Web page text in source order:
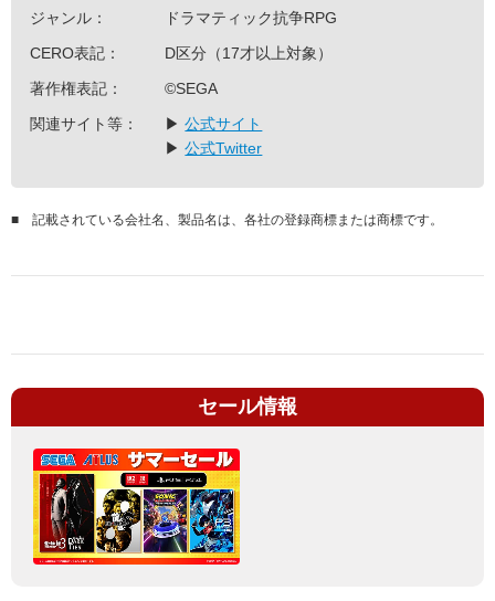
ジャンル：
ドラマティック抗争RPG
CERO表記：
D区分（17才以上対象）
著作権表記：
©SEGA
関連サイト等：
▶公式サイト
▶公式Twitter
■ 記載されている会社名、製品名は、各社の登録商標または商標です。
セール情報